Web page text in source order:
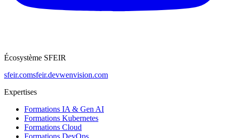
Écosystème SFEIR
sfeir.comsfeir.devwenvision.com
Expertises
Formations IA & Gen AI
Formations Kubernetes
Formations Cloud
Formations DevOps